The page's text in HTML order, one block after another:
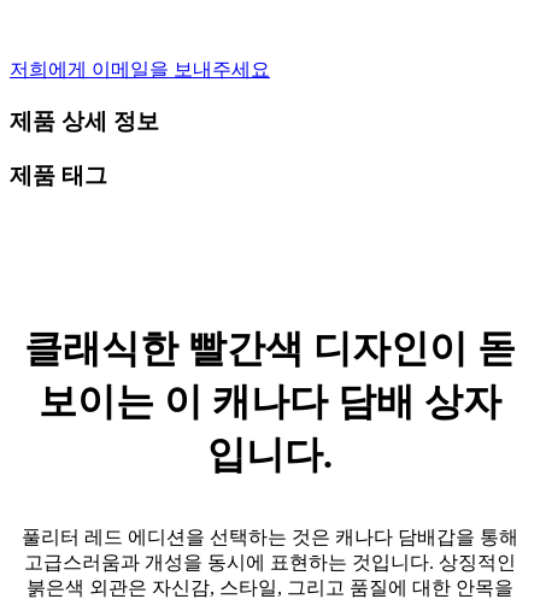
저희에게 이메일을 보내주세요
제품 상세 정보
제품 태그
클래식한 빨간색 디자인이 돋
보이는 이 캐나다 담배 상자
입니다.
풀리터 레드 에디션을 선택하는 것은 캐나다 담배갑을 통해
고급스러움과 개성을 동시에 표현하는 것입니다. 상징적인
붉은색 외관은 자신감, 스타일, 그리고 품질에 대한 안목을